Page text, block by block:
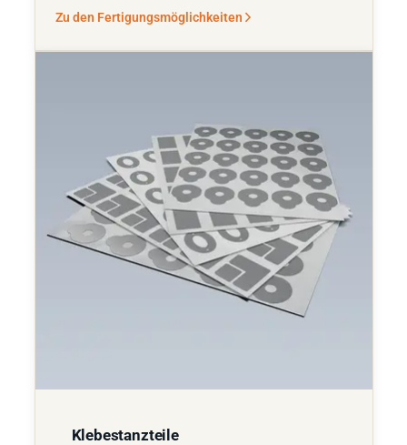
Zu den Fertigungsmöglichkeiten
Klebestanzteile